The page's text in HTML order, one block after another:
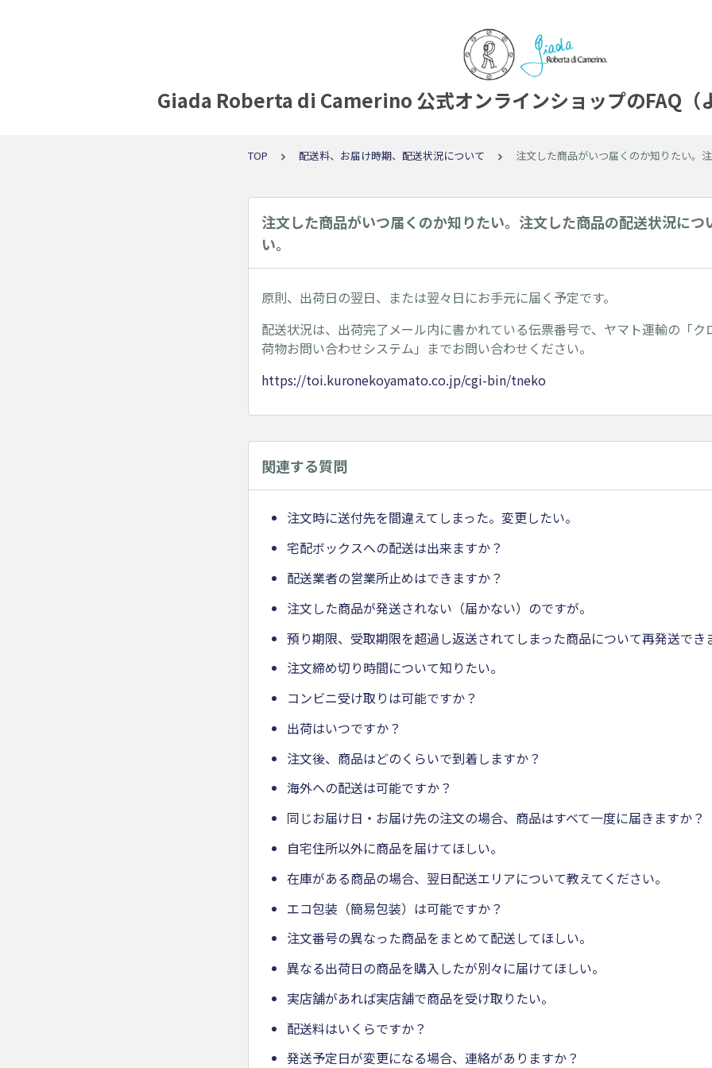
Giada Roberta di Camerino 公式オンラインショップのFAQ（
TOP 配送料、お届け時期、配送状況について 注文した商品がいつ届くのか知りたい。
注文した商品がいつ届くのか知りたい。注文した商品の配送状況につ
い。
原則、出荷日の翌日、または翌々日にお手元に届く予定です。
配送状況は、出荷完了メール内に書かれている伝票番号で、ヤマト運輸の「ク
荷物お問い合わせシステム」までお問い合わせください。
https://toi.kuronekoyamato.co.jp/cgi-bin/tneko
関連する質問
注文時に送付先を間違えてしまった。変更したい。
宅配ボックスへの配送は出来ますか？
配送業者の営業所止めはできますか？
注文した商品が発送されない（届かない）のですが。
預り期限、受取期限を超過し返送されてしまった商品について再発送でき
注文締め切り時間について知りたい。
コンビニ受け取りは可能ですか？
出荷はいつですか？
注文後、商品はどのくらいで到着しますか？
海外への配送は可能ですか？
同じお届け日・お届け先の注文の場合、商品はすべて一度に届きますか？
自宅住所以外に商品を届けてほしい。
在庫がある商品の場合、翌日配送エリアについて教えてください。
エコ包装（簡易包装）は可能ですか？
注文番号の異なった商品をまとめて配送してほしい。
異なる出荷日の商品を購入したが別々に届けてほしい。
実店舗があれば実店舗で商品を受け取りたい。
配送料はいくらですか？
発送予定日が変更になる場合、連絡がありますか？